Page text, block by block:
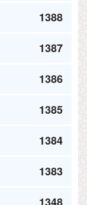
1388
1387
1386
1385
1384
1383